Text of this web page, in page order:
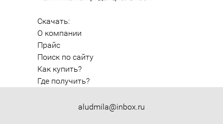
aludmila@inbox.ru
Скачать:
О компании
Прайс
Поиск по сайту
Как купить?
Где получить?